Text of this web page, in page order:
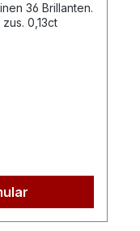
36 Brillanten.
0,13ct